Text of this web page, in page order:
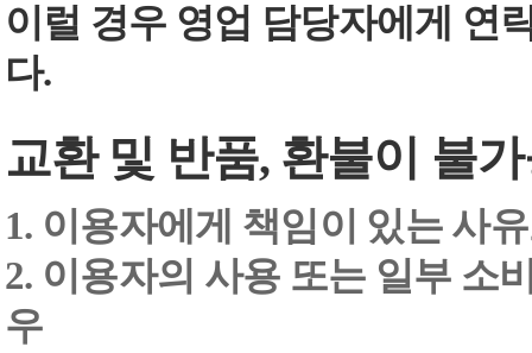
이럴 경우 영업 담당자에게 연
다.
교환 및 반품, 환불이 불
1. 이용자에게 책임이 있는 사
2. 이용자의 사용 또는 일부 소
우